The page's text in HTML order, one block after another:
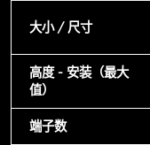
大小 / 尺寸
高度 - 安装（最大
值）
端子数